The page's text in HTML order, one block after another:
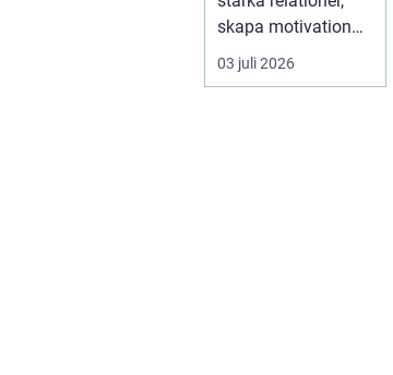
skapa motivation
och ge ny energi till
både chefe...
03 juli 2026